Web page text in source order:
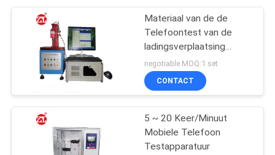
Materiaal van de de
Telefoontest van de
ladingsverplaatsing
stookt het Mobiele voor
Sleutel Knoop op
negotiable MOQ:1 set
CONTACT
5 ~ 20 Keer/Minuut
Mobiele Telefoon
Testapparatuur